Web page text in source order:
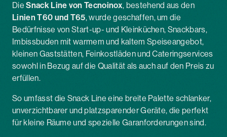
DieSnack Line von Tecnoinox, bestehend aus den
Linien T60 und T65, wurde geschaffen, um die
Bedürfnisse von Start-up- und Kleinküchen, Snackbars,
Imbissbuden mit warmem und kaltem Speiseangebot,
kleinen Gaststätten, Feinkostläden und Cateringservices
sowohl in Bezug auf die Qualität als auch auf den Preis zu
erfüllen.
So umfasst die Snack Line eine breite Palette schlanker,
unverzichtbarer und platzsparender Geräte, die perfekt
für kleine Räume und spezielle Garanforderungen sind.